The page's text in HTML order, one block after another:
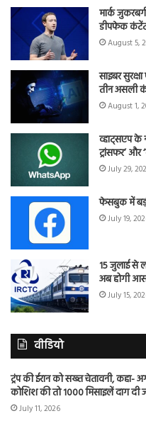
मार्क
डीपफेक
August 5,
साइबर
तीन असली
August 1,
व्हाट्सएप के
ट्रांसफर’ और
July 29,
फेसबुक में
July 19,
15 जुलाई से
अब होगी
July 15,
वीडियो
ट्रंप की ईरान को सख्त चेतावनी, कहा-
कोशिश की तो 1000 मिसाइलें दाग दी
July 11, 2026